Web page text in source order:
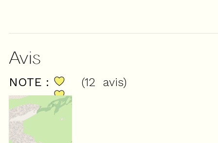
Avis
NOTE : (12 avis)